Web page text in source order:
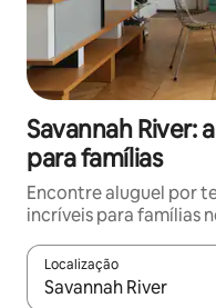
Savannah River:
para famílias
Encontre aluguel por
incríveis para famílias
Localização
Quando os resultados